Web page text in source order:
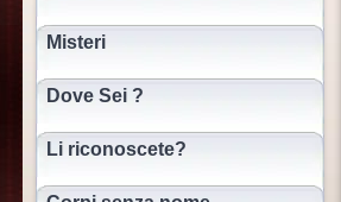
Misteri
Dove Sei ?
Li riconoscete?